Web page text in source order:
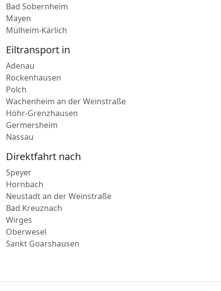
Mayen
Mülheim-Kärlich
Eiltransport in
Adenau
Rockenhausen
Polch
Wachenheim an der Weinstraße
Höhr-Grenzhausen
Germersheim
Nassau
Direktfahrt nach
Speyer
Hornbach
Neustadt an der Weinstraße
Bad Kreuznach
Wirges
Oberwesel
Sankt Goarshausen